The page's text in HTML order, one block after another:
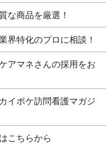
な商品を厳選！
界特化のプロに相談！
アマネさんの採用をお
イポケ訪問看護マガジ
こちらから